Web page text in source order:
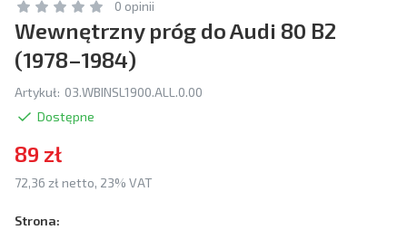
0 opinii
Wewnętrzny próg do Audi 80 B2
(1978–1984)
Artykuł: 03.WBINSL1900.ALL.0.00
Dostępne
89 zł
72,36 zł netto, 23% VAT
Strona: